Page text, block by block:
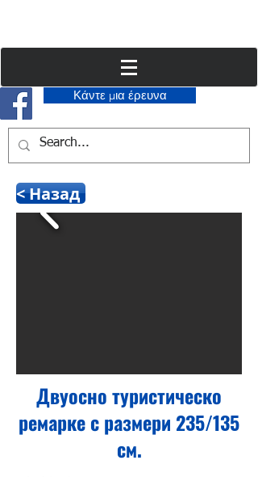
Κάντε μια έρευνα
< Назад
Двуосно туристическо
ремарке с размери 235/135
см.